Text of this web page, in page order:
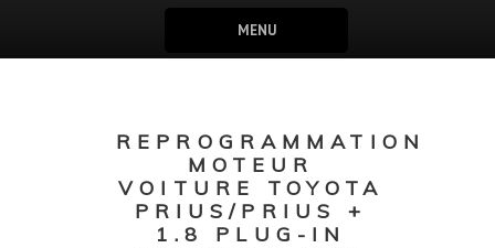
MENU
REPROGRAMMATION
MOTEUR
VOITURE TOYOTA
PRIUS/PRIUS +
1.8 PLUG-IN